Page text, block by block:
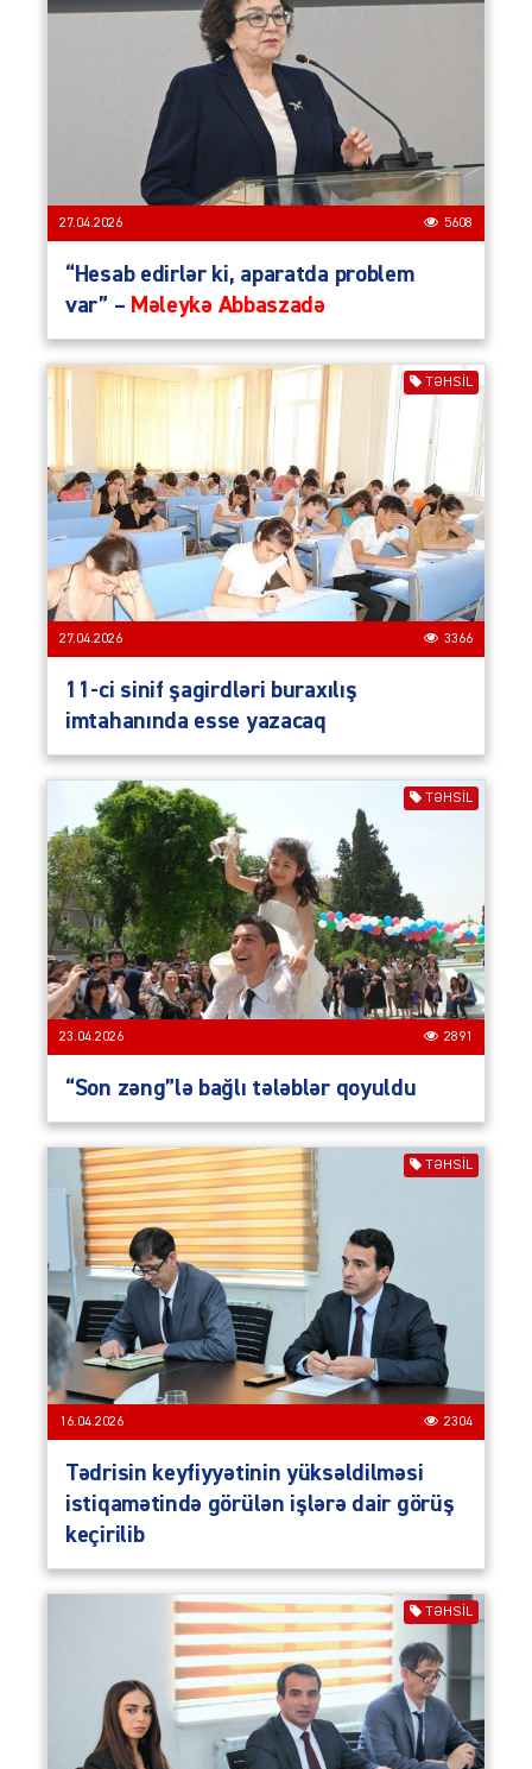
27.04.2026 5608
“Hesab edirlər ki, aparatda problem
var” – Məleykə Abbaszadə
TƏHSIL
27.04.2026 3366
11-ci sinif şagirdləri buraxılış
imtahanında esse yazacaq
TƏHSIL
23.04.2026 2891
“Son zəng”lə bağlı tələblər qoyuldu
TƏHSIL
16.04.2026 2304
Tədrisin keyfiyyətinin yüksəldilməsi
istiqamətində görülən işlərə dair görüş
keçirilib
TƏHSIL